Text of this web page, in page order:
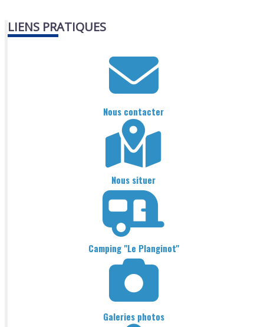
LIENS PRATIQUES
Nous contacter
Nous situer
Camping "Le Planginot"
Galeries photos